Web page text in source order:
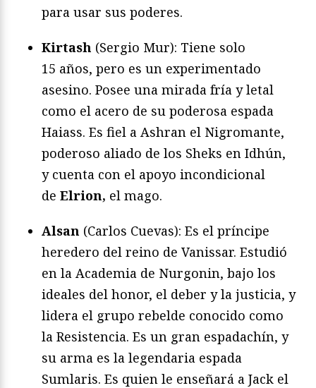
para usar sus poderes.
Kirtash (Sergio Mur): Tiene solo
15 años, pero es un experimentado
asesino. Posee una mirada fría y letal
como el acero de su poderosa espada
Haiass. Es fiel a Ashran el Nigromante,
poderoso aliado de los Sheks en Idhún,
y cuenta con el apoyo incondicional
de Elrion, el mago.
Alsan (Carlos Cuevas): Es el príncipe
heredero del reino de Vanissar. Estudió
en la Academia de Nurgonin, bajo los
ideales del honor, el deber y la justicia, y
lidera el grupo rebelde conocido como
la Resistencia. Es un gran espadachín, y
su arma es la legendaria espada
Sumlaris. Es quien le enseñará a Jack el